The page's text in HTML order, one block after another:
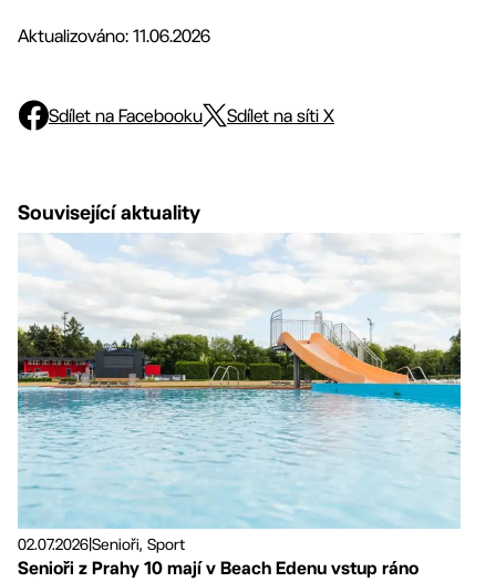
Aktualizováno: 11.06.2026
Sdílet na Facebooku Sdílet na síti X
Související aktuality
02.07.2026Senioři, Sport
Senioři z Prahy 10 mají v Beach Edenu vstup ráno